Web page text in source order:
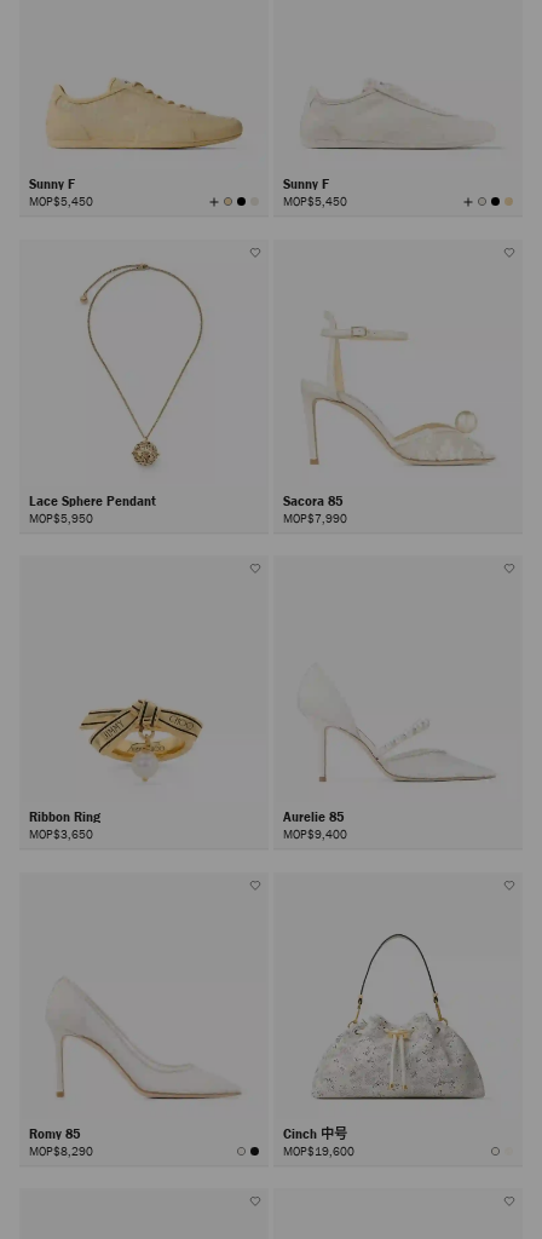
Sunny F
MOP$5,450 查
看
Sunny F
MOP$5,450 查
看
Lace Sphere Pendant
MOP$5,950
Sacora 85
MOP$7,990
Ribbon Ring
MOP$3,650
Aurelie 85
MOP$9,400
Romy 85
MOP$8,290
Cinch 中号
MOP$19,600